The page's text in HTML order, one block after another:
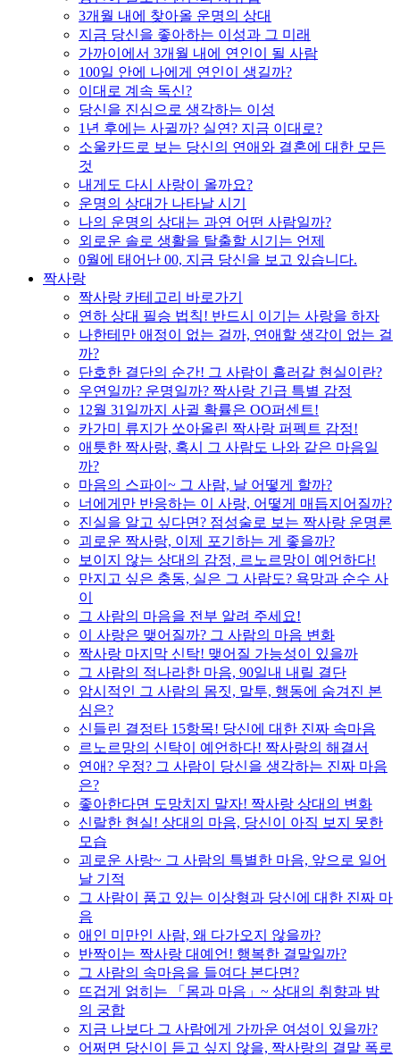
3개월 내에 찾아올 운명의 상대
지금 당신을 좋아하는 이성과 그 미래
가까이에서 3개월 내에 연인이 될 사람
100일 안에 나에게 연인이 생길까?
이대로 계속 독신?
당신을 진심으로 생각하는 이성
1년 후에는 사귈까? 실연? 지금 이대로?
소울카드로 보는 당신의 연애와 결혼에 대한 모든
것
내게도 다시 사랑이 올까요?
운명의 상대가 나타날 시기
나의 운명의 상대는 과연 어떤 사람일까?
외로운 솔로 생활을 탈출할 시기는 언제
0월에 태어난 00, 지금 당신을 보고 있습니다.
짝사랑
짝사랑 카테고리 바로가기
연하 상대 필승 법칙! 반드시 이기는 사랑을 하자
나한테만 애정이 없는 걸까, 연애할 생각이 없는 걸
까?
단호한 결단의 순간! 그 사람이 흘러갈 현실이란?
우연일까? 운명일까? 짝사랑 긴급 특별 감정
12월 31일까지 사귈 확률은 OO퍼센트!
카가미 류지가 쏘아올린 짝사랑 퍼펙트 감정!
애틋한 짝사랑, 혹시 그 사람도 나와 같은 마음일
까?
마음의 스파이~ 그 사람, 날 어떻게 할까?
너에게만 반응하는 이 사랑, 어떻게 매듭지어질까?
진실을 알고 싶다면? 점성술로 보는 짝사랑 운명론
괴로운 짝사랑, 이제 포기하는 게 좋을까?
보이지 않는 상대의 감정, 르노르망이 예언하다!
만지고 싶은 충동, 실은 그 사람도? 욕망과 순수 사
이
그 사람의 마음을 전부 알려 주세요!
이 사랑은 맺어질까? 그 사람의 마음 변화
짝사랑 마지막 신탁! 맺어질 가능성이 있을까
그 사람의 적나라한 마음, 90일내 내릴 결단
암시적인 그 사람의 몸짓, 말투, 행동에 숨겨진 본
심은?
신들린 결정타 15항목! 당신에 대한 진짜 속마음
르노르망의 신탁이 예언하다! 짝사랑의 해결서
연애? 우정? 그 사람이 당신을 생각하는 진짜 마음
은?
좋아한다면 도망치지 말자! 짝사랑 상대의 변화
신랄한 현실! 상대의 마음, 당신이 아직 보지 못한
모습
괴로운 사랑~ 그 사람의 특별한 마음, 앞으로 일어
날 기적
그 사람이 품고 있는 이상형과 당신에 대한 진짜 마
음
애인 미만인 사람, 왜 다가오지 않을까?
반짝이는 짝사랑 대예언! 행복한 결말일까?
그 사람의 속마음을 들여다 본다면?
뜨겁게 얽히는 「몸과 마음」~ 상대의 취향과 밤
의 궁합
지금 나보다 그 사람에게 가까운 여성이 있을까?
어쩌면 당신이 듣고 싶지 않을, 짝사랑의 결말 폭로